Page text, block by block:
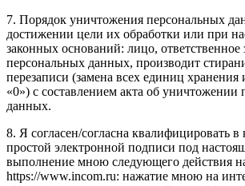
7. Порядок уничтожения персональных
достижении цели их обработки или при
законных оснований: лицо, ответственное
персональных данных, производит
перезаписи (замена всех единиц
«0») с составлением акта об уничтожении
данных.
8. Я согласен/согласна квалифицировать в
простой электронной подписи под
выполнение мною следующего действия
https://www.incom.ru: нажатие мною на